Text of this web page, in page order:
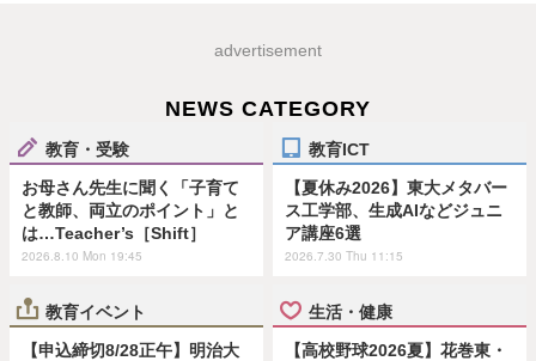
advertisement
NEWS CATEGORY
教育・受験
お母さん先生に聞く「子育て
と教師、両立のポイント」と
は…Teacher’s［Shift］
2026.8.10 Mon 19:45
教育ICT
【夏休み2026】東大メタバー
ス工学部、生成AIなどジュニ
ア講座6選
2026.7.30 Thu 11:15
教育イベント
【申込締切8/28正午】明治大
生活・健康
【高校野球2026夏】花巻東・